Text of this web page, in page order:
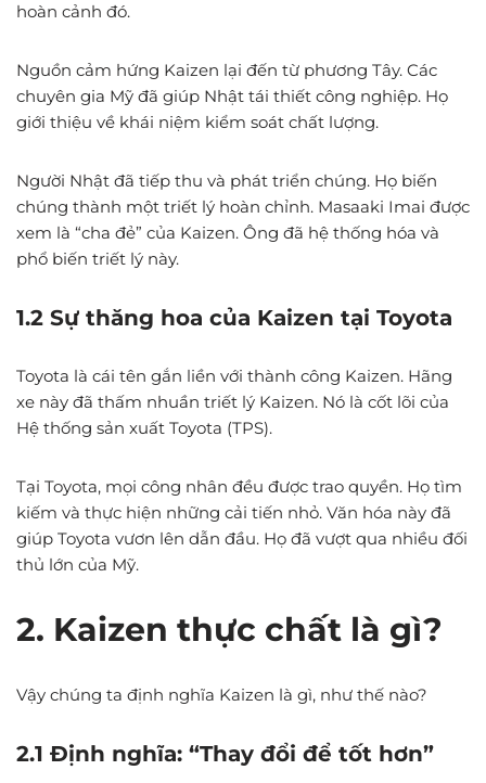
hoàn cảnh đó.
Nguồn cảm hứng Kaizen lại đến từ phương Tây. Các
chuyên gia Mỹ đã giúp Nhật tái thiết công nghiệp. Họ
giới thiệu về khái niệm kiểm soát chất lượng.
Người Nhật đã tiếp thu và phát triển chúng. Họ biến
chúng thành một triết lý hoàn chỉnh. Masaaki Imai được
xem là “cha đẻ” của Kaizen. Ông đã hệ thống hóa và
phổ biến triết lý này.
1.2 Sự thăng hoa của Kaizen tại Toyota
Toyota là cái tên gắn liền với thành công Kaizen. Hãng
xe này đã thấm nhuần triết lý Kaizen. Nó là cốt lõi của
Hệ thống sản xuất Toyota (TPS).
Tại Toyota, mọi công nhân đều được trao quyền. Họ tìm
kiếm và thực hiện những cải tiến nhỏ. Văn hóa này đã
giúp Toyota vươn lên dẫn đầu. Họ đã vượt qua nhiều đối
thủ lớn của Mỹ.
2. Kaizen thực chất là gì?
Vậy chúng ta định nghĩa Kaizen là gì, như thế nào?
2.1 Định nghĩa: “Thay đổi để tốt hơn”